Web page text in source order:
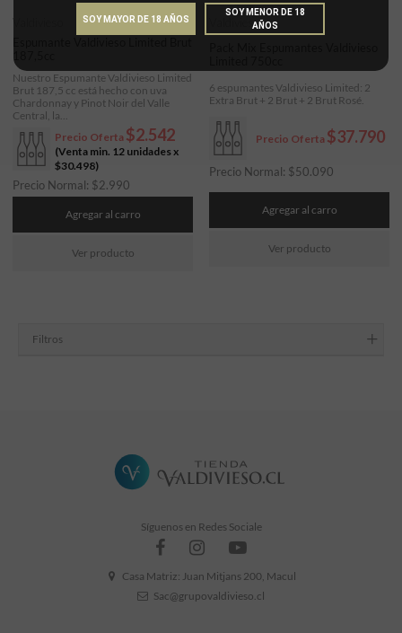
(Venta min. 12 unidades x
$30.498)
Precio Oferta $2.542
Precio Normal: $2.990
Nuestro Espumante Valdivieso Limited
Brut 187,5 cc está hecho con uva
Chardonnay y Pinot Noir del Valle
Central, la...
Agregar al carro
Ver producto
Precio Oferta $37.790
Precio Normal: $50.090
Valdivieso
6 espumantes Valdivieso Limited: 2
Extra Brut + 2 Brut + 2 Brut Rosé.
Agregar al carro
Ver producto
Filtros
Síguenos en Redes Sociale
Casa Matriz: Juan Mitjans 200, Macul
Sac@grupovaldivieso.cl
SOY MAYOR DE 18 AÑOS
SOY MENOR DE 18
AÑOS